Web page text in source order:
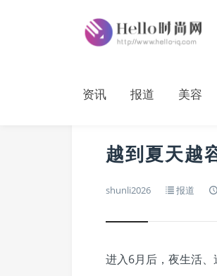
资讯 报道 美容
越到夏天越
shunli2026 报道
进入6月后，夜生活